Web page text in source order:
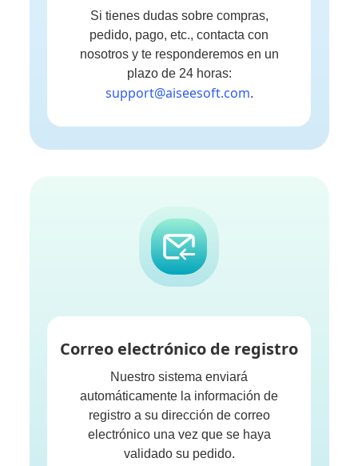
Si tienes dudas sobre compras,
pedido, pago, etc., contacta con
nosotros y te responderemos en un
plazo de 24 horas:
support@aiseesoft.com.
Correo electrónico de registro
Nuestro sistema enviará
automáticamente la información de
registro a su dirección de correo
electrónico una vez que se haya
validado su pedido.